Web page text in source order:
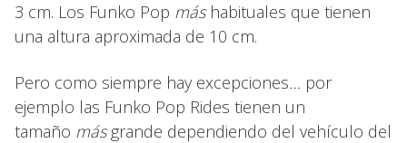
3 cm. Los Funko Pop máshabituales que tienen
una altura aproximada de 10 cm.
Pero como siempre hay excepciones… por
ejemplo las Funko Pop Rides tienen un
tamaño másgrande dependiendo del vehículo del